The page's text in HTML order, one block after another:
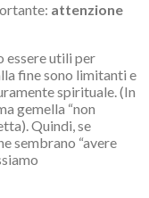
attenzione
essere utili per
fine sono limitanti e
spirituale. (In
gemella “non
Quindi, se
sembrano “avere